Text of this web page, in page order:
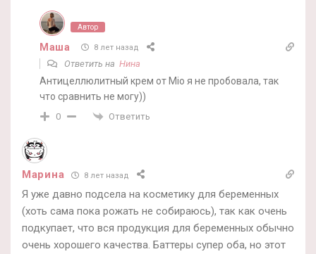
Автор
Маша 8 лет назад
Ответить на Нина
Антицеллюлитный крем от Mio я не пробовала, так
что сравнить не могу))
0 Ответить
Марина 8 лет назад
Я уже давно подсела на косметику для беременных
(хоть сама пока рожать не собираюсь), так как очень
подкупает, что вся продукция для беременных обычно
очень хорошего качества. Баттеры супер оба, но этот